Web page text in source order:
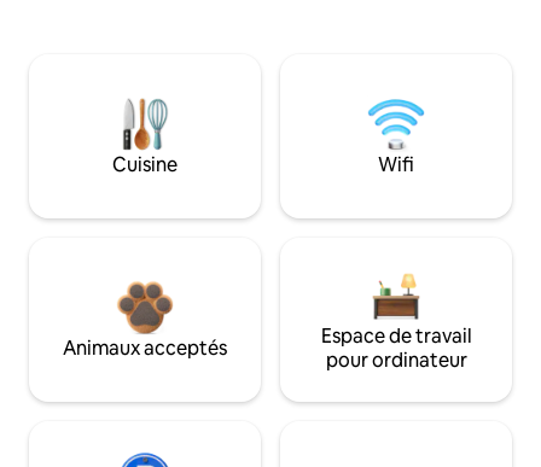
Cuisine Wifi
Animaux acceptés
Espace de travail
pour ordinateur